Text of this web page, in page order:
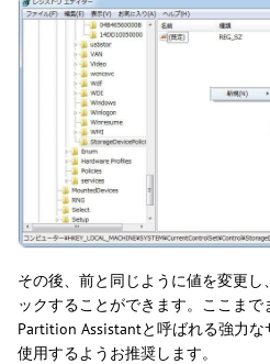
その後、前と同じように値を変更し
ックすることができます。ここまで
Partition Assistantと呼ばれる強力
使用するようお推奨します。